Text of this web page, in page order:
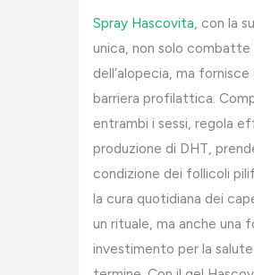
Spray Hascovita, con la
unica, non solo combatte
dell’alopecia, ma fornisce
barriera profilattica.
entrambi i sessi, regola
produzione di DHT,
condizione dei follicoli
la cura quotidiana dei
un rituale, ma anche una
investimento per la